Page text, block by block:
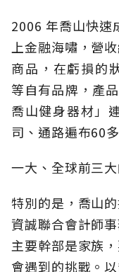
2006 年喬山快速
上金融海嘯，營
商品，在虧損的
等自有品牌，產
喬山健身器材」
司、通路遍布60
一大、全球前三
特別的是，喬山
資誠聯合會計師
主要幹部是家族
會遇到的挑戰。